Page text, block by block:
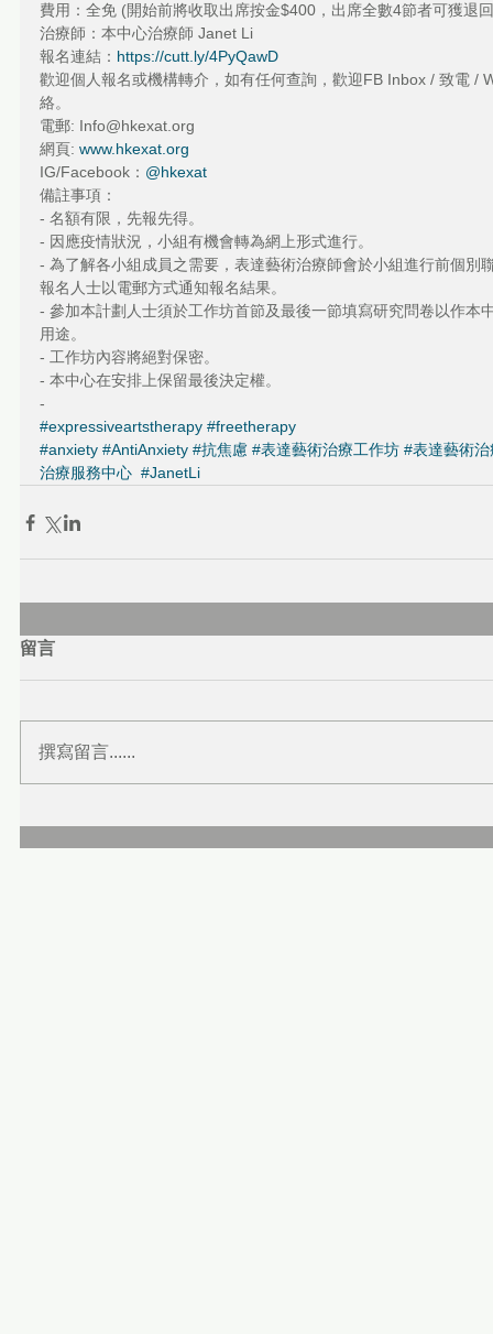
費用：全免 (開始前將收取出席按金$400，出席全數4節者可獲退
治療師：本中心治療師 Janet Li
報名連結： https://cutt.ly/4PyQawD
歡迎個人報名或機構轉介，如有任何查詢，歡迎FB Inbox / 致電 /
絡。
電郵: Info@hkexat.org
網頁: www.hkexat.org
IG/Facebook： @hkexat
備註事項：
- 名額有限，先報先得。
- 因應疫情狀況，小組有機會轉為網上形式進行。
- 為了解各小組成員之需要，表達藝術治療師會於小組進行前個別
報名人士以電郵方式通知報名結果。
- 參加本計劃人士須於工作坊首節及最後一節填寫研究問卷以作本
用途。
- 工作坊內容將絕對保密。
- 本中心在安排上保留最後決定權。
-
#expressiveartstherapy #freetherapy
#anxiety #AntiAnxiety #抗焦慮 #表達藝術治療工作坊 #表達藝術治
治療服務中心 #JanetLi
留言
撰寫留言......